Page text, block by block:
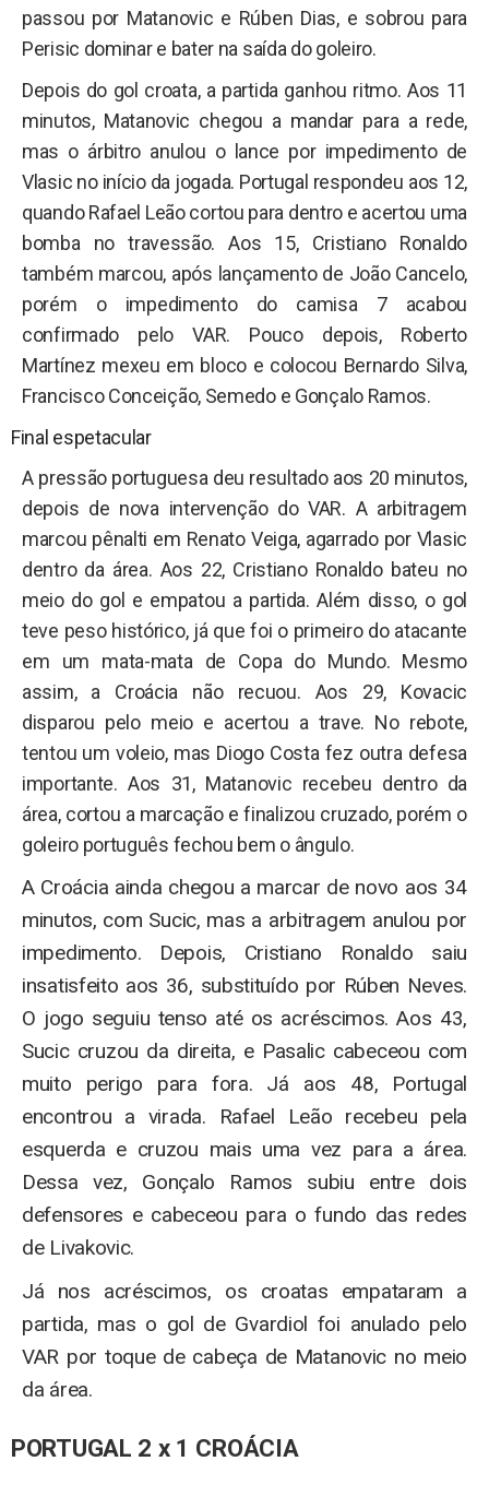
passou por Matanovic e Rúben Dias, e sobrou para
Perisic dominar e bater na saída do goleiro.
Depois do gol croata, a partida ganhou ritmo. Aos 11
minutos, Matanovic chegou a mandar para a rede,
mas o árbitro anulou o lance por impedimento de
Vlasic no início da jogada. Portugal respondeu aos 12,
quando Rafael Leão cortou para dentro e acertou uma
bomba no travessão. Aos 15, Cristiano Ronaldo
também marcou, após lançamento de João Cancelo,
porém o impedimento do camisa 7 acabou
confirmado pelo VAR. Pouco depois, Roberto
Martínez mexeu em bloco e colocou Bernardo Silva,
Francisco Conceição, Semedo e Gonçalo Ramos.
Final espetacular
A pressão portuguesa deu resultado aos 20 minutos,
depois de nova intervenção do VAR. A arbitragem
marcou pênalti em Renato Veiga, agarrado por Vlasic
dentro da área. Aos 22, Cristiano Ronaldo bateu no
meio do gol e empatou a partida. Além disso, o gol
teve peso histórico, já que foi o primeiro do atacante
em um mata-mata de Copa do Mundo. Mesmo
assim, a Croácia não recuou. Aos 29, Kovacic
disparou pelo meio e acertou a trave. No rebote,
tentou um voleio, mas Diogo Costa fez outra defesa
importante. Aos 31, Matanovic recebeu dentro da
área, cortou a marcação e finalizou cruzado, porém o
goleiro português fechou bem o ângulo.
A Croácia ainda chegou a marcar de novo aos 34
minutos, com Sucic, mas a arbitragem anulou por
impedimento. Depois, Cristiano Ronaldo saiu
insatisfeito aos 36, substituído por Rúben Neves.
O jogo seguiu tenso até os acréscimos. Aos 43,
Sucic cruzou da direita, e Pasalic cabeceou com
muito perigo para fora. Já aos 48, Portugal
encontrou a virada. Rafael Leão recebeu pela
esquerda e cruzou mais uma vez para a área.
Dessa vez, Gonçalo Ramos subiu entre dois
defensores e cabeceou para o fundo das redes
de Livakovic.
Já nos acréscimos, os croatas empataram a
partida, mas o gol de Gvardiol foi anulado pelo
VAR por toque de cabeça de Matanovic no meio
da área.
PORTUGAL 2 x 1 CROÁCIA